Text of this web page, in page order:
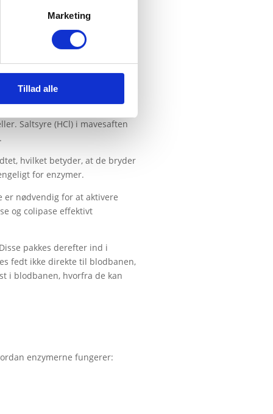
Marketing
Tillad alle
Saltsyre (HCl) i mavesaften
hvilket betyder, at de bryder
for enzymer.
er nødvendig for at aktivere
og colipase effektivt
pakkes derefter ind i
fedt ikke direkte til blodbanen,
i blodbanen, hvorfra de kan
enzymerne fungerer: